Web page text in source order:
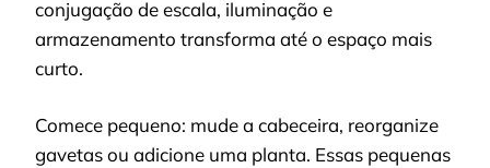
conjugação de escala, iluminação e
armazenamento transforma até o espaço mais
curto.
Comece pequeno: mude a cabeceira, reorganize
gavetas ou adicione uma planta. Essas pequenas